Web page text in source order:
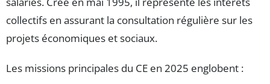
collectifs en assurant la consultation régulière sur les
projets économiques et sociaux.
Les missions principales du CE en 2025 englobent :